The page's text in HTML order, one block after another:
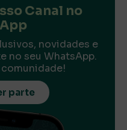
Canal no
novidades e
no seu WhatsApp.
comunidade!
parte